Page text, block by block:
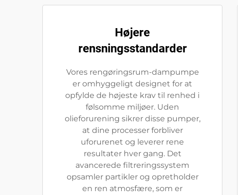
Højere
rensningsstandarder
Vores rengøringsrum-dampumpe
er omhyggeligt designet for at
opfylde de højeste krav til renhed i
følsomme miljøer. Uden
olieforurening sikrer disse pumper,
at dine processer forbliver
uforurenet og leverer rene
resultater hver gang. Det
avancerede filtreringssystem
opsamler partikler og opretholder
en ren atmosfære, som er